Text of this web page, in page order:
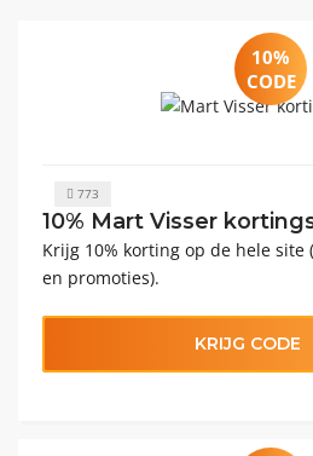
10%
CODE
773
10% Mart Visser
Krijg 10% korting op de hele site
en promoties).
KRIJG CODE